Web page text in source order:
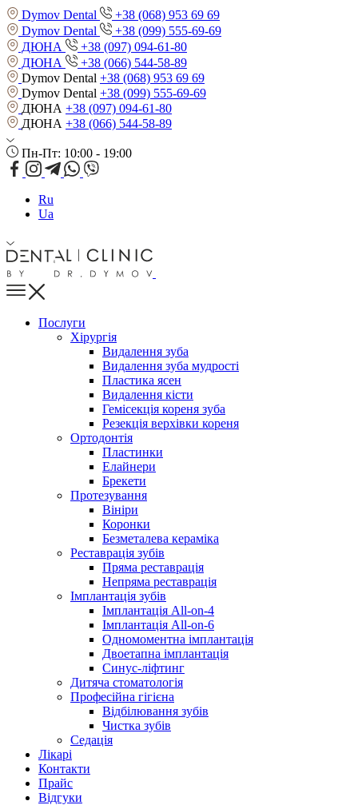
Dymov Dental
+38 (068) 953 69 69
Dymov Dental
+38 (099) 555-69-69
ДЮНА
+38 (097) 094-61-80
ДЮНА
+38 (066) 544-58-89
Dymov Dental +38 (068) 953 69 69
Dymov Dental +38 (099) 555-69-69
ДЮНА +38 (097) 094-61-80
ДЮНА +38 (066) 544-58-89
Пн-Пт: 10:00 - 19:00
Ru
Ua
Послуги
Хірургія
Видалення зуба
Видалення зуба мудрості
Пластика ясен
Видалення кісти
Гемісекція кореня зуба
Резекція верхівки кореня
Ортодонтія
Пластинки
Елайнери
Брекети
Протезування
Вініри
Коронки
Безметалева кераміка
Реставрація зубів
Пряма реставрація
Непряма реставрація
Імплантація зубів
Імплантація All-on-4
Імплантація All-on-6
Одномоментна імплантація
Двоетапна імплантація
Синус-ліфтинг
Дитяча стоматологія
Професійна гігієна
Відбілювання зубів
Чистка зубів
Седація
Лікарі
Контакти
Прайс
Відгуки